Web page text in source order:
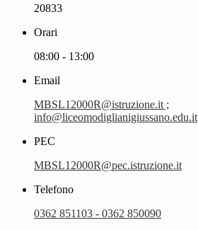
20833
Orari
08:00 - 13:00
Email
MBSL12000R@istruzione.it ;
info@liceomodiglianigiussano.edu.it
PEC
MBSL12000R@pec.istruzione.it
Telefono
0362 851103 - 0362 850090